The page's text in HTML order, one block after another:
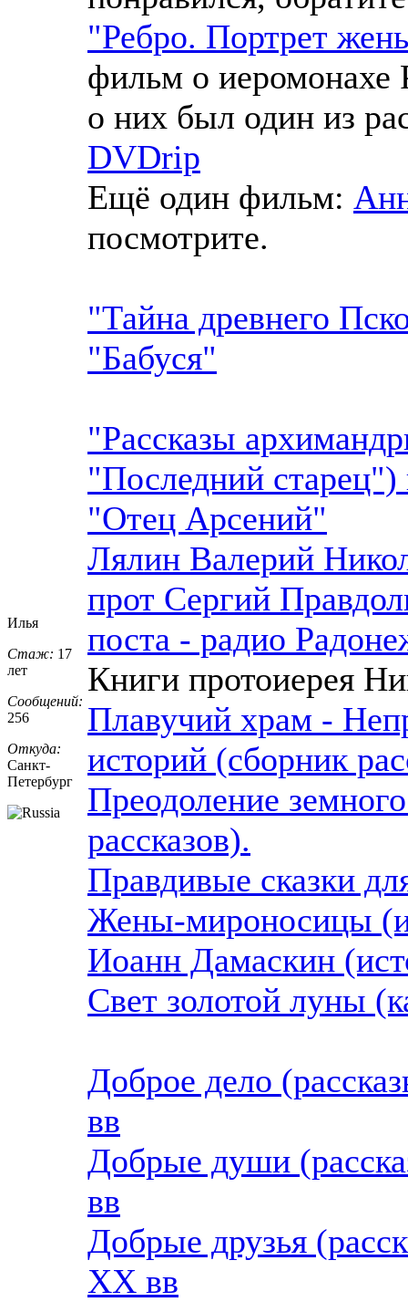
Илья
Стаж: 17
лет
Сообщений:
256
Откуда:
Санкт-
Петерб​ург
"Ребро. Портрет
фильм о иеромонахе
о них был один из
DVDrip
Ещё один фильм:
посмотрите.
"Тайна древнего
"Бабуся"
"Рассказы
"Последний
"Отец Арсений"
Лялин Валерий
прот Сергий
поста - радио
Книги протоиерея
Плавучий храм -
историй (сборник
Преодоление
рассказов).
Правдивые сказки
Жены-мироносицы
Иоанн Дамаскин
Свет золотой луны
Доброе дело
вв
Добрые души
вв
Добрые друзья
XX вв